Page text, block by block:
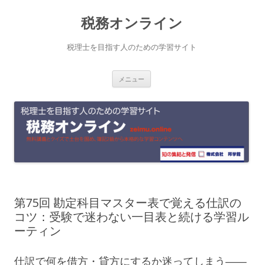
へ
ッ
税務オンライン
税理士を目指す人のための学習サイト
メニュー
第75回 勘定科目マスター表で覚える仕訳の
コツ：受験で迷わない一目表と続ける学習ル
ーティン
仕訳で何を借方・貸方にするか迷ってしまう――